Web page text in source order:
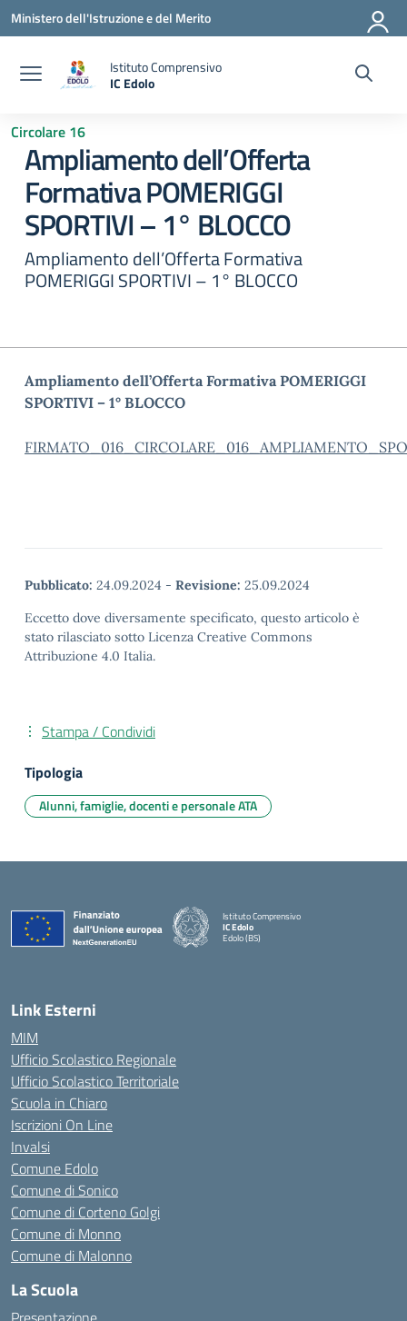
Vai ai contenuti
Vai al menu di navigazione
Vai al footer
Ministero dell'Istruzione e del Merito
Istituto Comprensivo
IC Edolo
Circolare 16
Ampliamento dell’Offerta
Formativa POMERIGGI
SPORTIVI – 1° BLOCCO
Ampliamento dell’Offerta Formativa
POMERIGGI SPORTIVI – 1° BLOCCO
Ampliamento dell’Offerta Formativa POMERIGGI
SPORTIVI – 1° BLOCCO
Pubblicato: 24.09.2024 - Revisione: 25.09.2024
Eccetto dove diversamente specificato, questo articolo è
stato rilasciato sotto Licenza Creative Commons
Attribuzione 4.0 Italia.
Stampa / Condividi
Tipologia
Alunni, famiglie, docenti e personale ATA
Istituto Comprensivo
IC Edolo
Edolo (BS)
Link Esterni
MIM
Ufficio Scolastico Regionale
Ufficio Scolastico Territoriale
Scuola in Chiaro
Iscrizioni On Line
Invalsi
Comune Edolo
Comune di Sonico
Comune di Corteno Golgi
Comune di Monno
Comune di Malonno
La Scuola